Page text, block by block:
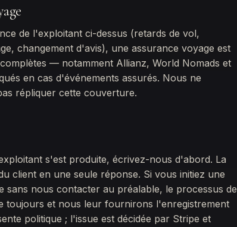
de l'exploitant ci-dessus (retards de vol,
changement d'avis), une assurance voyage est
— notamment Allianz, World Nomads et
en cas d'événements assurés. Nous ne
répliquer cette couverture.
s'est produite, écrivez-nous d'abord. La
client en une seule réponse. Si vous initiez une
nous contacter au préalable, le processus de
toujours et nous leur fournirons l'enregistrement
politique ; l'issue est décidée par Stripe et